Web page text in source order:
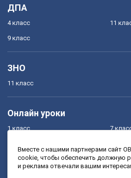
ДПА
4 класс
9 класс
11
ЗНО
11 класс
Онлайн уроки
1 класс
3 класс
7
9
Вместе с нашими партнерами сайт
cookie, чтобы обеспечить должную
и реклама отвечали вашим